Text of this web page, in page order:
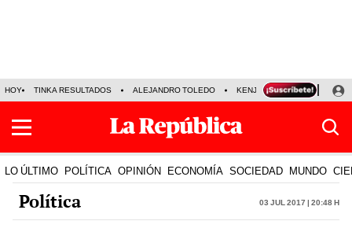
HOY TINKA RESULTADOS ALEJANDRO TOLEDO KENJI FUJIMORI
LO ÚLTIMO POLÍTICA OPINIÓN ECONOMÍA SOCIEDAD MUNDO
Política 03 Jul 2017 | 20:48 h